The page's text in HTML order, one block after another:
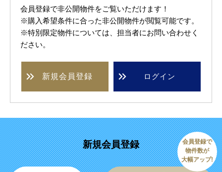
会員登録で非公開物件をご覧いただけます！
※購入希望条件に合った非公開物件が閲覧可能です。
※特別限定物件については、担当者にお問い合わせく
ださい。
新規会員登録 ログイン
新規会員登録
会員登録で
物件数が
大幅アップ!